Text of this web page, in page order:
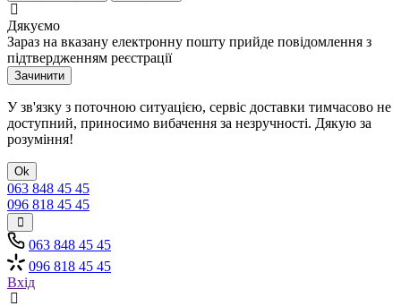
Дякуємо
Зараз на вказану електронну пошту прийде повідомлення з
підтвердженням реєстрації
Зачинити
У зв'язку з поточною ситуацією, сервіс доставки тимчасово не
доступний, приносимо вибачення за незручності. Дякую за
розуміння!
Ok
063 848 45 45
096 818 45 45
063 848 45 45
096 818 45 45
Вхід